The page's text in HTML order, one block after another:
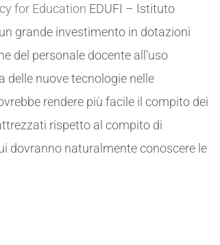
for Education EDUFI – Istituto
grande investimento in dotazioni
del personale docente all’uso
delle nuove tecnologie nelle
rendere più facile il compito dei
rispetto al compito di
dovranno naturalmente conoscere le